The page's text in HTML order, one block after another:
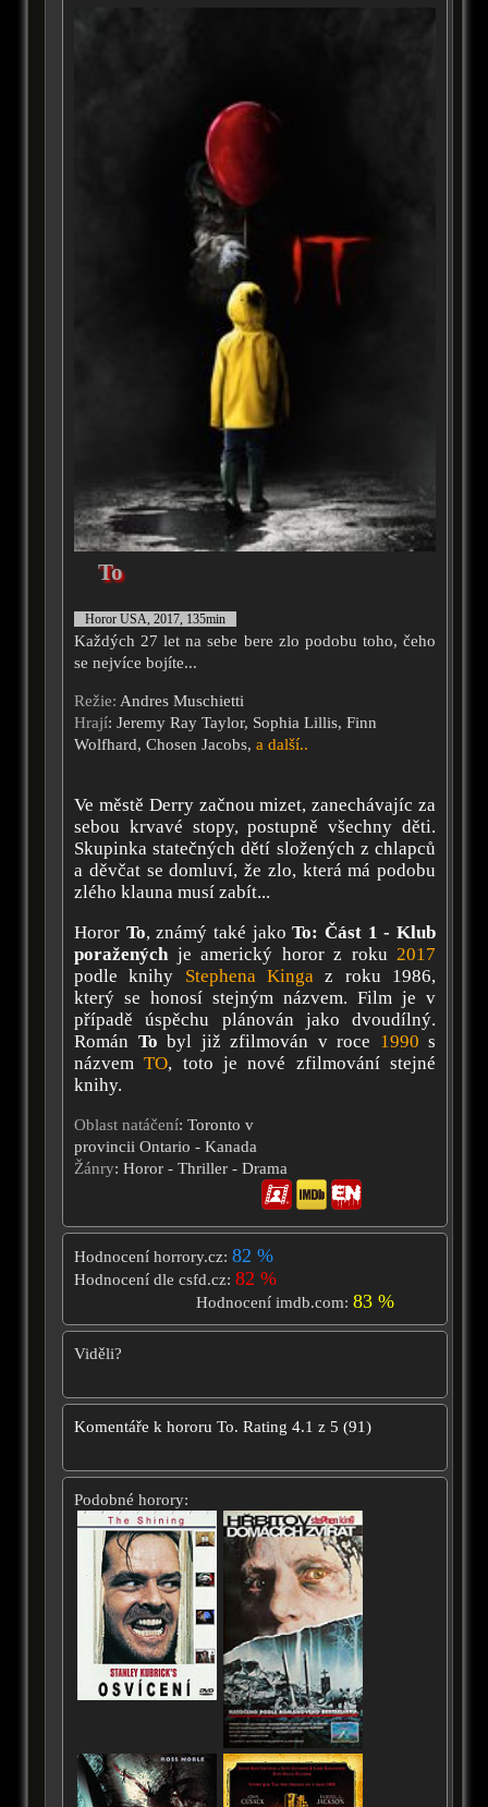
To
Horor USA, 2017, 135min
Každých 27 let na sebe bere zlo podobu toho, čeho
se nejvíce bojíte...
Režie: Andres Muschietti
Hrají: Jeremy Ray Taylor, Sophia Lillis, Finn
Wolfhard, Chosen Jacobs, a další..
Ve městě Derry začnou mizet, zanechávajíc za
sebou krvavé stopy, postupně všechny děti.
Skupinka statečných dětí složených z chlapců
a děvčat se domluví, že zlo, která má podobu
zlého klauna musí zabít...
Horor To, známý také jakoTo: Část 1 - Klub
poraženýchje americký horor z roku2017
podle knihy Stephena Kinga z roku 1986,
který se honosí stejným názvem. Film je v
případě úspěchu plánován jako dvoudílný.
Román To byl již zfilmován v roce 1990 s
názvemTO, toto je nové zfilmování stejné
knihy.
Oblast natáčení: Toronto v
provincii Ontario - Kanada
Žánry: Horor - Thriller - Drama
Hodnocení horrory.cz: 82 %
Hodnocení dle csfd.cz: 82 %
Hodnocení imdb.com:83 %
Viděli?
Komentáře k hororu To. Rating 4.1 z 5 (91)
Podobné horory: